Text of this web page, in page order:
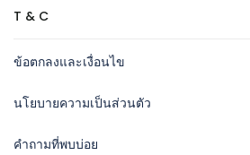
T & C
ข้อตกลงและเงื่อนไข
นโยบายความเป็นส่วนตัว
คำถามที่พบบ่อย